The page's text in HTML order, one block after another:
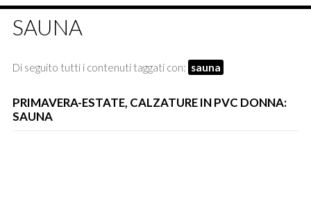
HOME
CHIARA BELLINI
COMUNICAZIONE
CUSTOMER SERVICE
SAUNA
Di seguito tutti i contenuti taggati con: sauna
PRIMAVERA-ESTATE, CALZATURE IN PVC DONNA:
SAUNA